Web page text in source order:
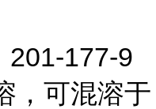
201-177-9
，可混溶于